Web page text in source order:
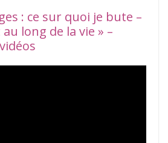
: ce sur quoi je bute –
long de la vie » –